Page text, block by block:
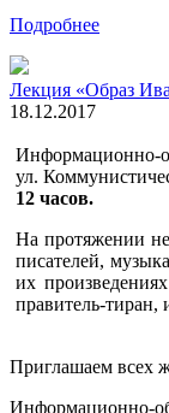
Подробнее
Лекция «Образ
18.12.2017
Информационно-
ул.
12 часов.
На протяжении
писателей,
их
правитель-
Приглашаем всех
Информационно-